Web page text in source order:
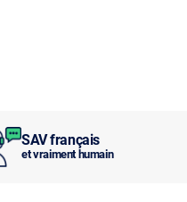
SAV français
et vraiment humain